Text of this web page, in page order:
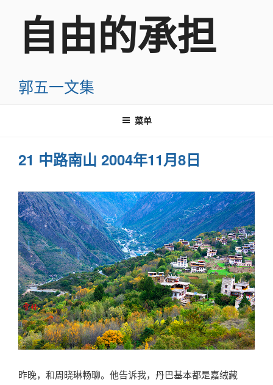
自由的承担
郭五一文集
菜单
21 中路南山 2004年11月8日
昨晚，和周晓琳畅聊。他告诉我，丹巴基本都是嘉绒藏